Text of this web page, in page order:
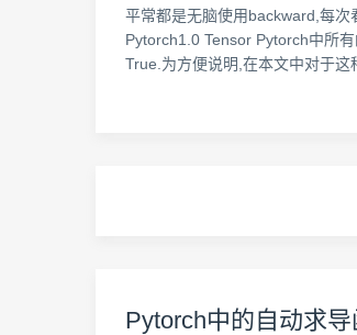
平常都是无脑使用backward,每
Pytorch1.0 Tensor Pytorch中所
True.为方便说明,在本文中对于
Pytorch中的自动求